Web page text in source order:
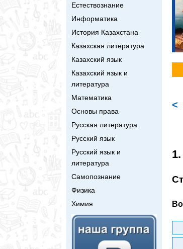
Естествознание
Информатика
История Казахстана
Казахская литература
Казахский язык
Казахский язык и
литература
Математика
Основы права
Русская литература
Русский язык
Русский язык и
литература
Самопознание
Физика
Химия
<